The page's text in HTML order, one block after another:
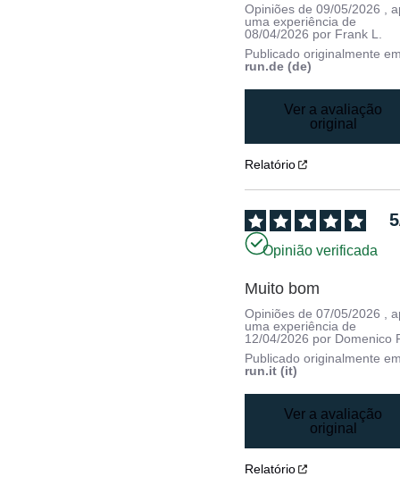
Opiniões de09/05/2026
,
uma experiência de
08/04/2026 por Frank L.
Publicado originalmente
run.de (de)
Ver a avaliação
original
Relatório
5
Opinião verificada
Muito bom
Opiniões de07/05/2026 ,
uma experiência de
12/04/2026 por Domenico
Publicado originalmente
run.it (it)
Ver a avaliação
original
Relatório